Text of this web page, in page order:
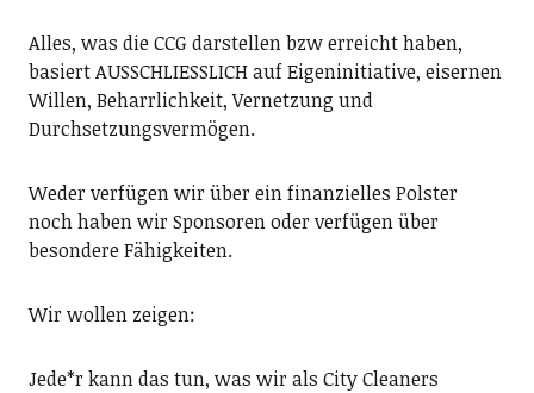
Alles, was die CCG darstellen bzw erreicht haben,
basiert AUSSCHLIESSLICH auf Eigeninitiative, eisernen
Willen, Beharrlichkeit, Vernetzung und
Durchsetzungsvermögen.
Weder verfügen wir über ein finanzielles Polster
noch haben wir Sponsoren oder verfügen über
besondere Fähigkeiten.
Wir wollen zeigen:
Jede*r kann das tun, was wir als City Cleaners